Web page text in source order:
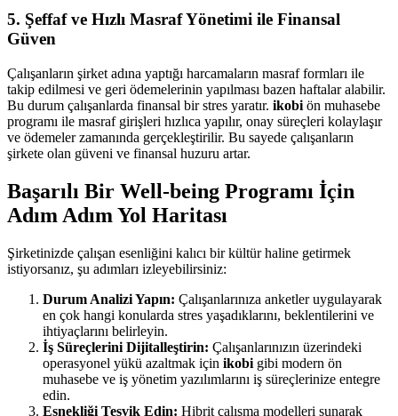
5. Şeffaf ve Hızlı Masraf Yönetimi ile Finansal
Güven
Çalışanların şirket adına yaptığı harcamaların masraf formları ile
takip edilmesi ve geri ödemelerinin yapılması bazen haftalar alabilir.
Bu durum çalışanlarda finansal bir stres yaratır. ikobi ön muhasebe
programı ile masraf girişleri hızlıca yapılır, onay süreçleri kolaylaşır
ve ödemeler zamanında gerçekleştirilir. Bu sayede çalışanların
şirkete olan güveni ve finansal huzuru artar.
Başarılı Bir Well-being Programı İçin
Adım Adım Yol Haritası
Şirketinizde çalışan esenliğini kalıcı bir kültür haline getirmek
istiyorsanız, şu adımları izleyebilirsiniz:
Durum Analizi Yapın: Çalışanlarınıza anketler uygulayarak
en çok hangi konularda stres yaşadıklarını, beklentilerini ve
ihtiyaçlarını belirleyin.
İş Süreçlerini Dijitalleştirin: Çalışanlarınızın üzerindeki
operasyonel yükü azaltmak için ikobi gibi modern ön
muhasebe ve iş yönetim yazılımlarını iş süreçlerinize entegre
edin.
Esnekliği Teşvik Edin: Hibrit çalışma modelleri sunarak